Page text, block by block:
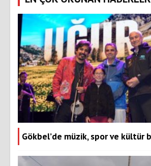
Gökbel’de müzik, spor ve kültür